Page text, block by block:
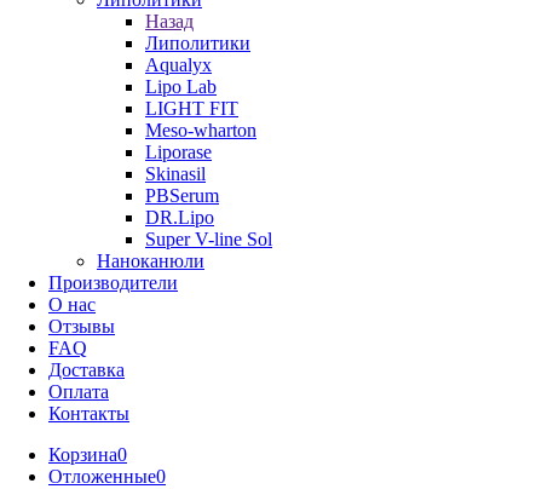
Назад
Липолитики
Aqualyx
Lipo Lab
LIGHT FIT
Meso-wharton
Liporase
Skinasil
PBSerum
DR.Lipo
Super V-line Sol
Наноканюли
Производители
О нас
Отзывы
FAQ
Доставка
Оплата
Контакты
Корзина0
Отложенные0